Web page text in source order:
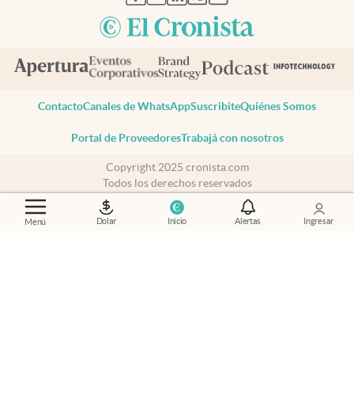
Menú Dolar Inicio Alertas Ingresar
ContactoCanales de WhatsAppSuscribiteQuiénes Somos
Portal de ProveedoresTrabajá con nosotros
Copyright 2025 cronista.com
Todos los derechos reservados
Términos y condiciones
Privacidad